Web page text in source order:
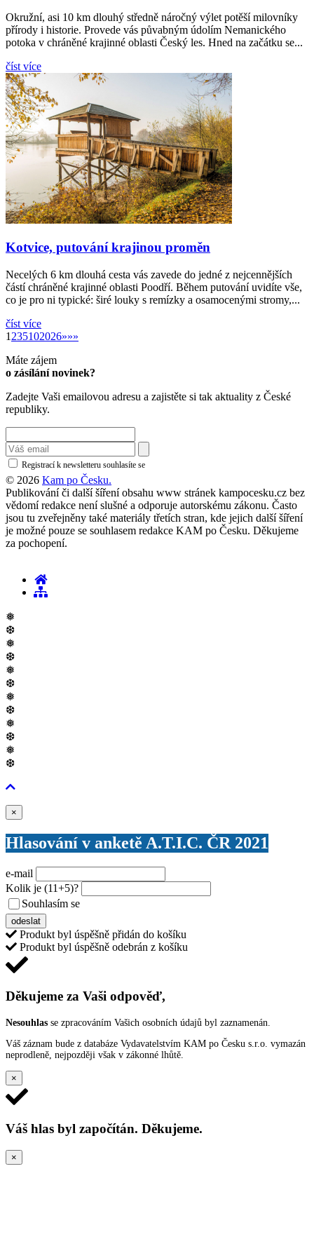
Okružní, asi 10 km dlouhý středně náročný výlet potěší milovníky
přírody i historie. Provede vás půvabným údolím Nemanického
potoka v chráněné krajinné oblasti Český les. Hned na začátku se...
číst více
Kotvice, putování krajinou proměn
Necelých 6 km dlouhá cesta vás zavede do jedné z nejcennějších
částí chráněné krajinné oblasti Poodří. Během putování uvidíte vše,
co je pro ni typické: širé louky s remízky a osamocenými stromy,...
číst více
1 235102026»»
»»
Máte zájem
o zásílání novinek?
Zadejte Vaši emailovou adresu a zajistěte si tak aktuality z České
republiky.
Registrací k newsletteru souhlasíte se
© 2026 Kam po Česku.
Publikování či další šíření obsahu www stránek kampocesku.cz bez
vědomí redakce není slušné a odporuje autorskému zákonu. Často
jsou tu zveřejněny také materiály třetích stran, kde jejich další šíření
je možné pouze se souhlasem redakce KAM po Česku. Děkujeme
za pochopení.
❅
❆
❅
❆
❅
❆
❅
❆
❅
❆
❅
❆
×
Hlasování v anketě A.T.I.C. ČR 2021
e-mail
Kolik je (11+5)?
Souhlasím se
odeslat
Produkt byl úspěšně přidán do košíku
Produkt byl úspěšně odebrán z košíku
Děkujeme za Vaši odpověď,
Nesouhlas se zpracováním Vašich osobních údajů byl zaznamenán.
Váš záznam bude z databáze Vydavatelstvím KAM po Česku s.r.o. vymazán
neprodleně, nejpozději však v zákonné lhůtě.
×
Váš hlas byl započítán. Děkujeme.
×